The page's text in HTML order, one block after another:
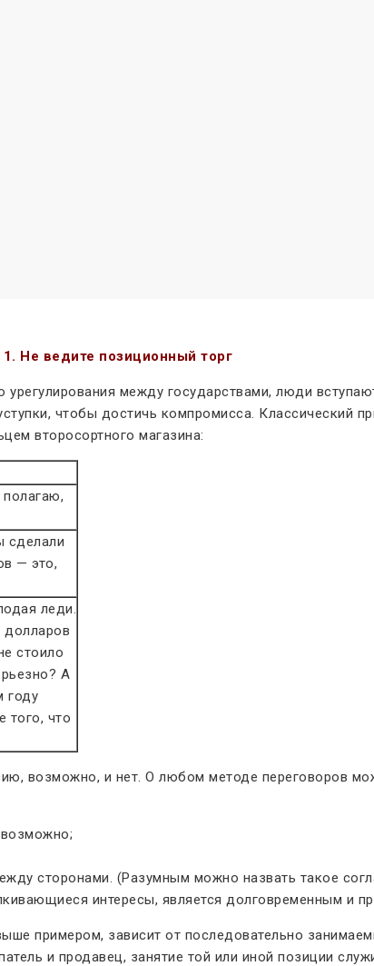
1. Не ведите позиционный торг
между государствами, люди
чтобы достичь компромисса. Классический
второсортного магазина:
сделали
— это,
леди.
долларов
стоило
А
году
того, что
возможно, и нет. О любом методе переговоров
сторонами. (Разумным можно назвать такое
интересы, является долговременным и
примером, зависит от последовательно
и продавец, занятие той или иной позиции